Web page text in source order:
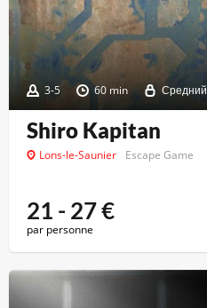
3-5 60 min Средний
Shiro Kapitan
Lons-le-Saunier Escape Game
21 - 27€
par personne